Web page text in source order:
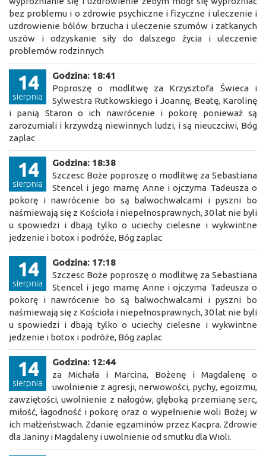
bez problemu i o zdrowie psychiczne i fizyczne i uleczenie i
uzdrowienie bólów brzucha i uleczenie szumów i zatkanych
uszów i odzyskanie siły do dalszego życia i uleczenie
problemów rodzinnych
14
sierpnia
Godzina: 18:41
Poproszę o modlitwę za Krzysztofa Świeca i
Sylwestra Rutkowskiego i Joannę, Beatę, Karolinę
i panią Staron o ich nawrócenie i pokorę ponieważ są
zarozumiali i krzywdzą niewinnych ludzi, i są nieuczciwi, Bóg
zaplac
14
sierpnia
Godzina: 18:38
Szczesc Boże poproszę o modlitwę za Sebastiana
Stencel i jego mamę Anne i ojczyma Tadeusza o
pokorę i nawrócenie bo są balwochwalcami i pyszni bo
naśmiewają się z Kościoła i niepełnosprawnych, 30 lat nie byli
u spowiedzi i dbają tylko o uciechy cielesne i wykwintne
jedzenie i botox i podróże, Bóg zaplac
14
sierpnia
Godzina: 17:18
Szczesc Boże poproszę o modlitwę za Sebastiana
Stencel i jego mamę Anne i ojczyma Tadeusza o
pokorę i nawrócenie bo są balwochwalcami i pyszni bo
naśmiewają się z Kościoła i niepełnosprawnych, 30 lat nie byli
u spowiedzi i dbają tylko o uciechy cielesne i wykwintne
jedzenie i botox i podróże, Bóg zaplac
14
sierpnia
Godzina: 12:44
za Michała i Marcina, Bożenę i Magdalenę o
uwolnienie z agresji, nerwowości, pychy, egoizmu,
zawziętości, uwolnienie z nałogów, głęboką przemianę serc,
miłość, łagodność i pokorę oraz o wypełnienie woli Bożej w
ich małżeństwach. Zdanie egzaminów przez Kacpra. Zdrowie
dla Janiny i Magdaleny i uwolnienie od smutku dla Wioli.